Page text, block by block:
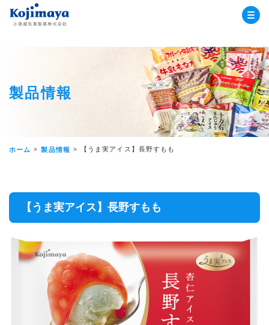
製品情報
ホーム 製品情報 【うま実アイス】長野すもも
【うま実アイス】長野すもも